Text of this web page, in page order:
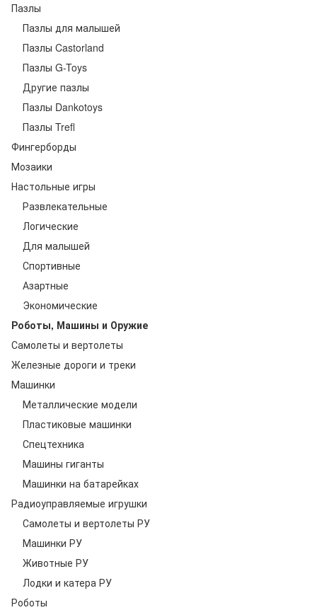
Пазлы
Пазлы для малышей
Пазлы Castorland
Пазлы G-Toys
Другие пазлы
Пазлы Dankotoys
Пазлы Trefl
Фингерборды
Мозаики
Настольные игры
Развлекательные
Логические
Для малышей
Спортивные
Азартные
Экономические
Роботы, Машины и Оружие
Самолеты и вертолеты
Железные дороги и треки
Машинки
Металлические модели
Пластиковые машинки
Спецтехника
Машины гиганты
Машинки на батарейках
Радиоуправляемые игрушки
Самолеты и вертолеты РУ
Машинки РУ
Животные РУ
Лодки и катера РУ
Роботы